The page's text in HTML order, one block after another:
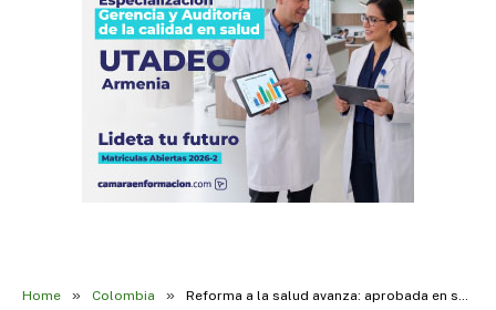
Home » Colombia » Reforma a la salud avanza: aprobada en segundo debate en la Cámara de Representantes